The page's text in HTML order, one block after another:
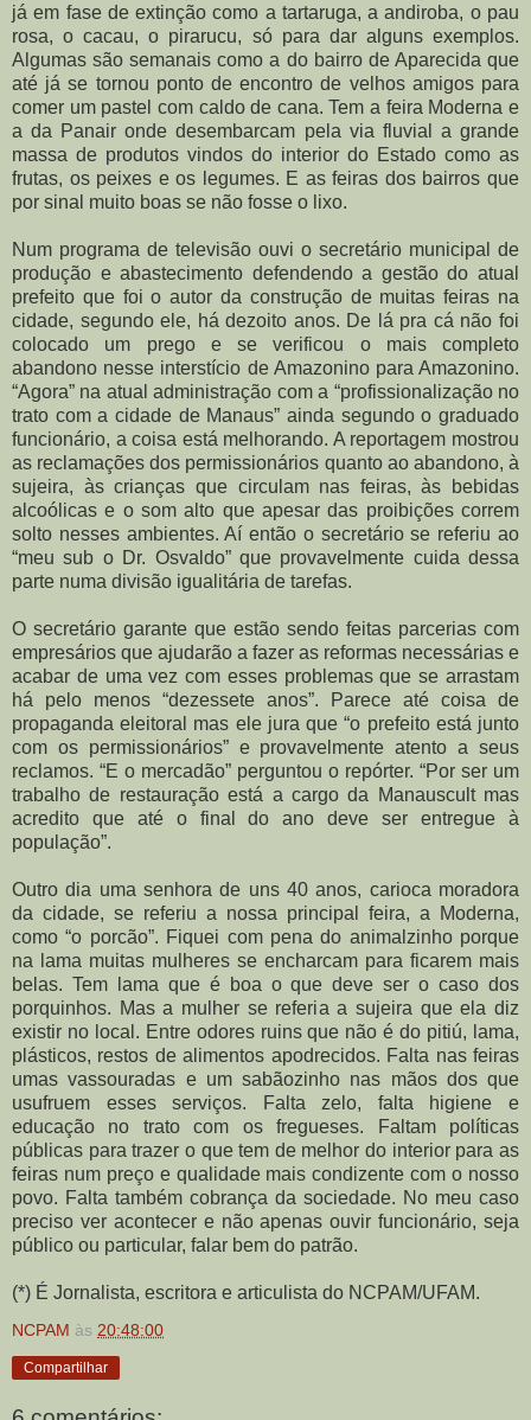
já em fase de extinção como a tartaruga, a andiroba, o pau
rosa, o cacau, o pirarucu, só para dar alguns exemplos.
Algumas são semanais como a do bairro de Aparecida que
até já se tornou ponto de encontro de velhos amigos para
comer um pastel com caldo de cana. Tem a feira Moderna e
a da Panair onde desembarcam pela via fluvial a grande
massa de produtos vindos do interior do Estado como as
frutas, os peixes e os legumes. E as feiras dos bairros que
por sinal muito boas se não fosse o lixo.
Num programa de televisão ouvi o secretário municipal de
produção e abastecimento defendendo a gestão do atual
prefeito que foi o autor da construção de muitas feiras na
cidade, segundo ele, há dezoito anos. De lá pra cá não foi
colocado um prego e se verificou o mais completo
abandono nesse interstício de Amazonino para Amazonino.
“Agora” na atual administração com a “profissionalização no
trato com a cidade de Manaus” ainda segundo o graduado
funcionário, a coisa está melhorando. A reportagem mostrou
as reclamações dos permissionários quanto ao abandono, à
sujeira, às crianças que circulam nas feiras, às bebidas
alcoólicas e o som alto que apesar das proibições correm
solto nesses ambientes. Aí então o secretário se referiu ao
“meu sub o Dr. Osvaldo” que provavelmente cuida dessa
parte numa divisão igualitária de tarefas.
O secretário garante que estão sendo feitas parcerias com
empresários que ajudarão a fazer as reformas necessárias e
acabar de uma vez com esses problemas que se arrastam
há pelo menos “dezessete anos”. Parece até coisa de
propaganda eleitoral mas ele jura que “o prefeito está junto
com os permissionários” e provavelmente atento a seus
reclamos. “E o mercadão” perguntou o repórter. “Por ser um
trabalho de restauração está a cargo da Manauscult mas
acredito que até o final do ano deve ser entregue à
população”.
Outro dia uma senhora de uns 40 anos, carioca moradora
da cidade, se referiu a nossa principal feira, a Moderna,
como “o porcão”. Fiquei com pena do animalzinho porque
na lama muitas mulheres se encharcam para ficarem mais
belas. Tem lama que é boa o que deve ser o caso dos
porquinhos. Mas a mulher se referia a sujeira que ela diz
existir no local. Entre odores ruins que não é do pitiú, lama,
plásticos, restos de alimentos apodrecidos. Falta nas feiras
umas vassouradas e um sabãozinho nas mãos dos que
usufruem esses serviços. Falta zelo, falta higiene e
educação no trato com os fregueses. Faltam políticas
públicas para trazer o que tem de melhor do interior para as
feiras num preço e qualidade mais condizente com o nosso
povo. Falta também cobrança da sociedade. No meu caso
preciso ver acontecer e não apenas ouvir funcionário, seja
público ou particular, falar bem do patrão.
(*) É Jornalista, escritora e articulista do NCPAM/UFAM.
NCPAM às 20:48:00
Compartilhar